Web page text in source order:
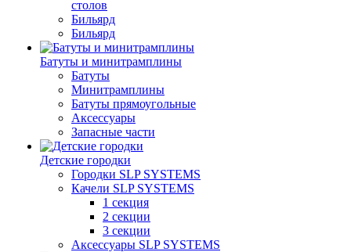
столов
Бильяpд
Бильяpд
Батуты и минитрамплины
Батуты
Минитрамплины
Батуты прямоугольные
Аксессуары
Запасные части
Детские городки
Городки SLP SYSTEMS
Качели SLP SYSTEMS
1 секция
2 секции
3 секции
Аксессуары SLP SYSTEMS